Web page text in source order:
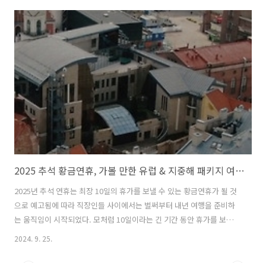
3. 양산 숙소 및 호텔 1. 양산 가볼 만한 주요 여행지본 글에서는 양산에서
가볼 만한 곳으로 아래 4곳을 추천한다. 1) 통도사양산하면 떠오르는 대
표적인 명소인 통도사는 신라시대 646년 신라 지장율사에 의해 창건된
사찰로 불교 역사에서 중요한 위치를 차지하고 있다. 한국의 3대 사찰 중
하나로 꼽히며 그중에서도 부처님의 진신사리를 모신 불보종찰로 알..
2025 추석 황금연휴, 가볼 만한 유럽 & 지중해 패키지 여행 추천
2025년 추석 연휴는 최장 10일의 휴가를 보낼 수 있는 황금연휴가 될 것
으로 예고됨에 따라 직장인들 사이에서는 벌써부터 내년 여행을 준비하
는 움직임이 시작되었다. 모처럼 10일이라는 긴 기간 동안 휴가를 보낼
수 있는 만큼 그동안 시간에 쫓겨 가까운 곳으로만 해외여행을 떠나보았
2024. 9. 25.